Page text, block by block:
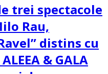
trei spectacole
Rau,
distins cu
& GALA